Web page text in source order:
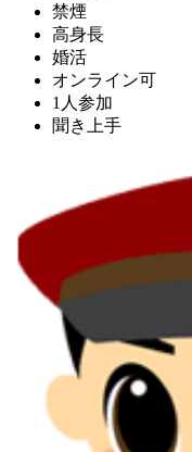
禁煙
高身長
婚活
オンライン可
1人参加
聞き上手